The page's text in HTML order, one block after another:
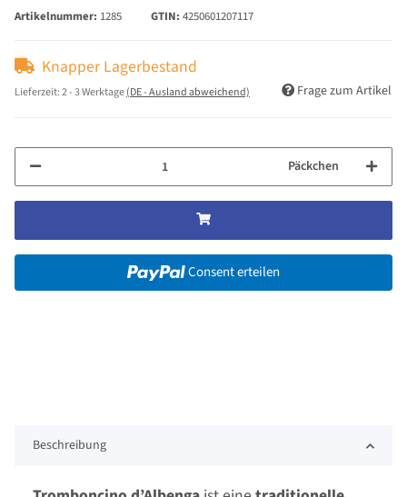
Artikelnummer: 1285 GTIN: 4250601207117
Knapper Lagerbestand
Lieferzeit:2 - 3 Werktage(DE - Ausland abweichend) Frage zum Artikel
Päckchen
Consent erteilen
Beschreibung